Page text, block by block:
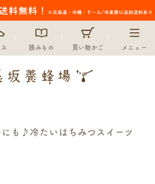
読みもの 買い物かご メニュー
も♪冷たいはちみつスイーツ